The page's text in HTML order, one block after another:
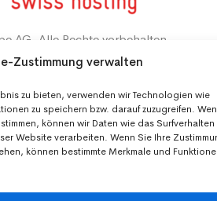
Zustimmung verwalten
zu bieten, verwenden wir Technologien wie
zu speichern bzw. darauf zuzugreifen.
können wir Daten wie das Surfverhalten
Website verarbeiten. Wenn Sie Ihre
können bestimmte Merkmale und
AG. Alle Rechte vorbehalten.